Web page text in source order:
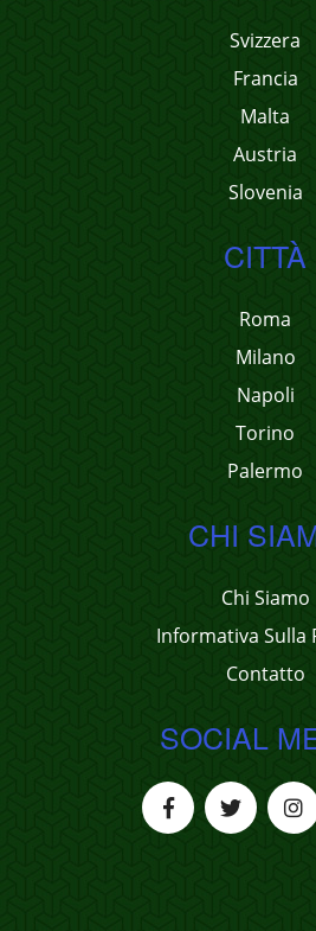
Svizzera
Francia
Malta
Austria
Slovenia
CITTÀ
Roma
Milano
Napoli
Torino
Palermo
CHI
Chi Siamo
Informativa Sulla
Contatto
SOCIAL